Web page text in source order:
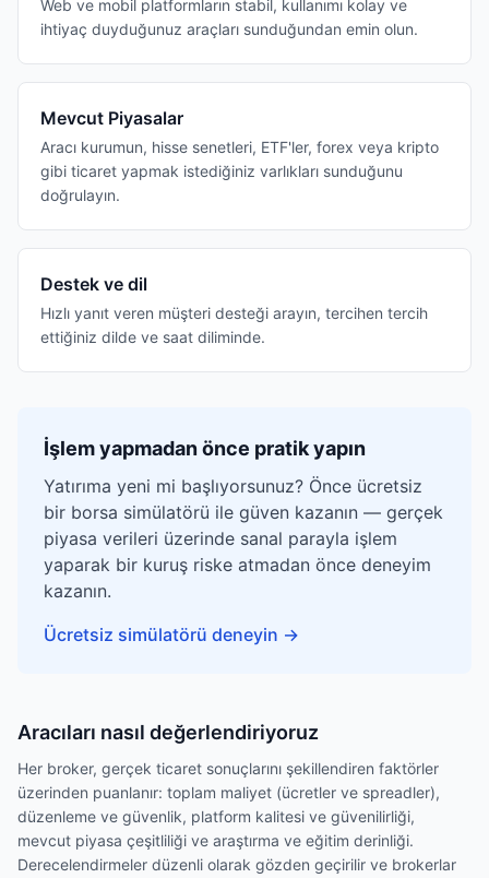
Web ve mobil platformların stabil, kullanımı kolay ve
ihtiyaç duyduğunuz araçları sunduğundan emin olun.
Mevcut Piyasalar
Aracı kurumun, hisse senetleri, ETF'ler, forex veya kripto
gibi ticaret yapmak istediğiniz varlıkları sunduğunu
doğrulayın.
Destek ve dil
Hızlı yanıt veren müşteri desteği arayın, tercihen tercih
ettiğiniz dilde ve saat diliminde.
İşlem yapmadan önce pratik yapın
Yatırıma yeni mi başlıyorsunuz? Önce ücretsiz
bir borsa simülatörü ile güven kazanın — gerçek
piyasa verileri üzerinde sanal parayla işlem
yaparak bir kuruş riske atmadan önce deneyim
kazanın.
Ücretsiz simülatörü deneyin →
Aracıları nasıl değerlendiriyoruz
Her broker, gerçek ticaret sonuçlarını şekillendiren faktörler
üzerinden puanlanır: toplam maliyet (ücretler ve spreadler),
düzenleme ve güvenlik, platform kalitesi ve güvenilirliği,
mevcut piyasa çeşitliliği ve araştırma ve eğitim derinliği.
Derecelendirmeler düzenli olarak gözden geçirilir ve brokerlar